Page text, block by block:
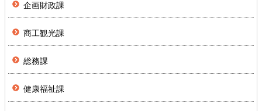
企画財政課
商工観光課
総務課
健康福祉課